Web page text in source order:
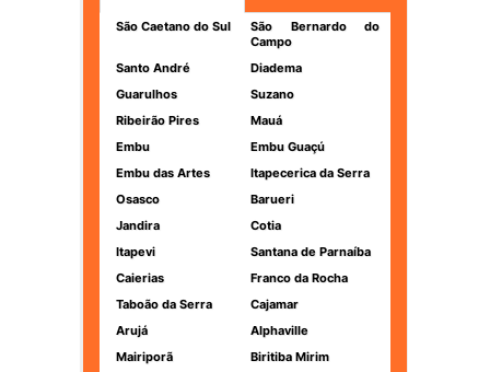
São Caetano do Sul
São Bernardo do
Campo
Santo André
Diadema
Guarulhos
Suzano
Ribeirão Pires
Mauá
Embu
Embu Guaçú
Embu das Artes
Itapecerica da Serra
Osasco
Barueri
Jandira
Cotia
Itapevi
Santana de Parnaíba
Caierias
Franco da Rocha
Taboão da Serra
Cajamar
Arujá
Alphaville
Mairiporã
Biritiba Mirim